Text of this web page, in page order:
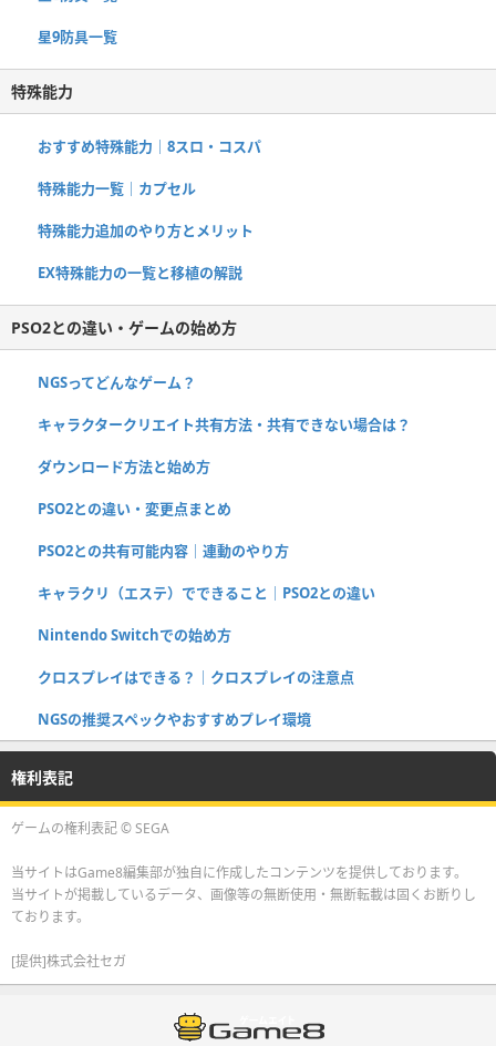
星9防具一覧
特殊能力
おすすめ特殊能力｜8スロ・コスパ
特殊能力一覧｜カプセル
特殊能力追加のやり方とメリット
EX特殊能力の一覧と移植の解説
PSO2との違い・ゲームの始め方
NGSってどんなゲーム？
キャラクタークリエイト共有方法・共有できない場合は？
ダウンロード方法と始め方
PSO2との違い・変更点まとめ
PSO2との共有可能内容｜連動のやり方
キャラクリ（エステ）でできること｜PSO2との違い
Nintendo Switchでの始め方
クロスプレイはできる？｜クロスプレイの注意点
NGSの推奨スペックやおすすめプレイ環境
権利表記
ゲームの権利表記 © SEGA
当サイトはGame8編集部が独自に作成したコンテンツを提供しております。
当サイトが掲載しているデータ、画像等の無断使用・無断転載は固くお断りし
ております。
[提供]株式会社セガ